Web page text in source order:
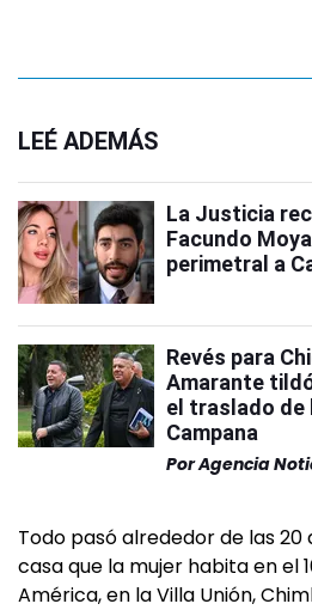
LEÉ ADEMÁS
La Justicia
Facundo
perimetral a
Revés para
Amarante
el traslado de
Campana
PorAgencia
Todo pasó alrededor de las 20
casa que la mujer habita en el
América, en la Villa Unión,